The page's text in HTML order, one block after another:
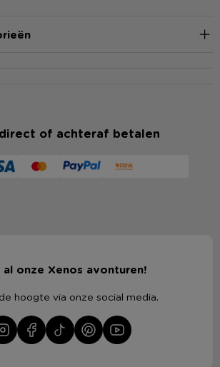
of achteraf betalen
al onze Xenos avonturen!
hoogte via onze social media.